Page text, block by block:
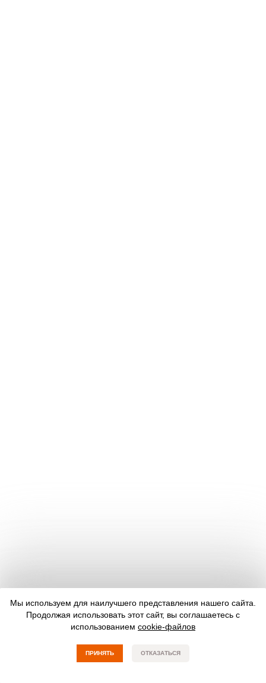
Мы используем для наилучшего представления нашего сайта.
Продолжая использовать этот сайт, вы соглашаетесь с
использованием cookie-файлов
ПРИНЯТЬ ОТКАЗАТЬСЯ